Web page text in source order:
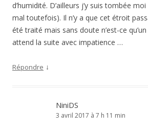
d’humidité. D’ailleurs j’y suis tombée
mal toutefois). Il n’y a que cet étroit
été traité mais sans doute n’est-ce
attend la suite avec impatience …
Répondre ↓
NiniDS
3 avril 2017 à 7 h 11 min